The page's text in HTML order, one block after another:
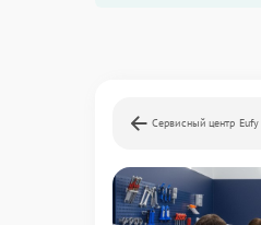
Сервисный центр Eufy